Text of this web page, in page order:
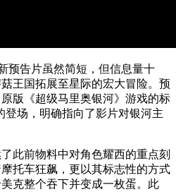
预告片虽然简短，但信息量十
王国拓展至星际的宏大冒险。预
版《超级马里奥银河》游戏的标
场，明确指向了影片对银河主
此前物料中对角色耀西的重点刻
托车狂飙，更以其标志性的方式
克整个吞下并变成一枚蛋。此